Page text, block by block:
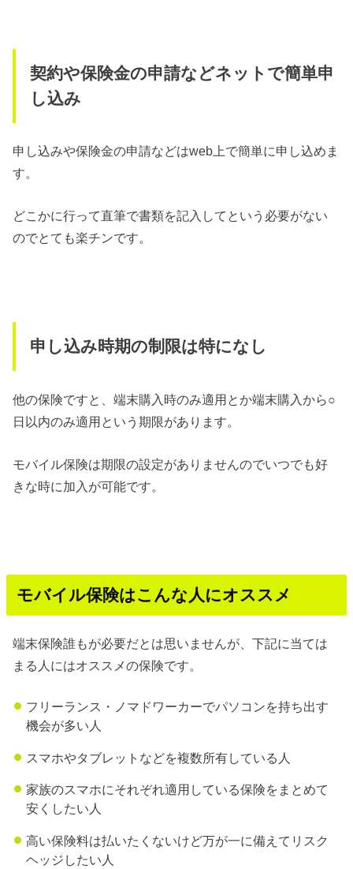
契約や保険金の申請などネットで簡単申
し込み
申し込みや保険金の申請などはweb上で簡単に申し込めま
す。
どこかに行って直筆で書類を記入してという必要がない
のでとても楽チンです。
申し込み時期の制限は特になし
他の保険ですと、端末購入時のみ適用とか端末購入から○
日以内のみ適用という期限があります。
モバイル保険は期限の設定がありませんのでいつでも好
きな時に加入が可能です。
モバイル保険はこんな人にオススメ
端末保険誰もが必要だとは思いませんが、下記に当ては
まる人にはオススメの保険です。
フリーランス・ノマドワーカーでパソコンを持ち出す
機会が多い人
スマホやタブレットなどを複数所有している人
家族のスマホにそれぞれ適用している保険をまとめて
安くしたい人
高い保険料は払いたくないけど万が一に備えてリスク
ヘッジしたい人